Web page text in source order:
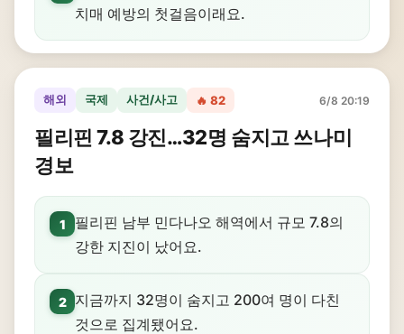
치매 예방의 첫걸음이래요.
해외 국제 사건/사고 🔥 82 6/8 20:19
필리핀 7.8 강진…32명 숨지고 쓰나미
경보
1
필리핀 남부 민다나오 해역에서 규모 7.8의
강한 지진이 났어요.
2
지금까지 32명이 숨지고 200여 명이 다친
것으로 집계됐어요.